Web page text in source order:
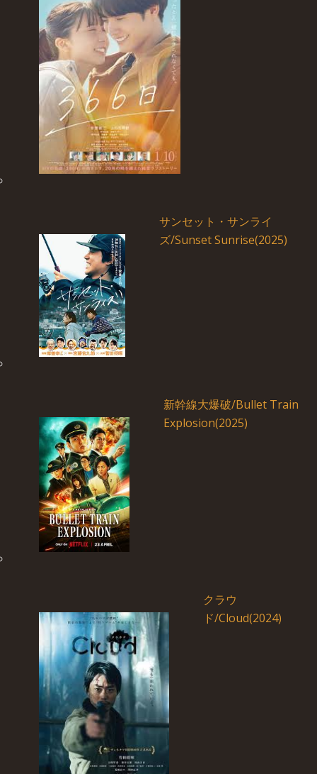
サンセット・サンライ
ズ/Sunset Sunrise(2025)
新幹線大爆破/Bullet Train
Explosion(2025)
クラウ
ド/Cloud(2024)